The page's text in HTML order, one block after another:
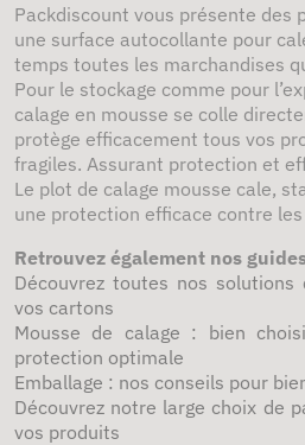
Packdiscount vous présente des
une surface autocollante pour
temps toutes les marchandises
Pour le stockage comme pour
calage en mousse se colle
protège efficacement tous vos
fragiles. Assurant protection et
Le plot de calage mousse cale,
une protection efficace contre
Retrouvez également nos
Découvrez toutes nos
vos cartons
Mousse de calage : bien
protection optimale
Emballage : nos conseils pour
Découvrez notre large choix de
vos produits